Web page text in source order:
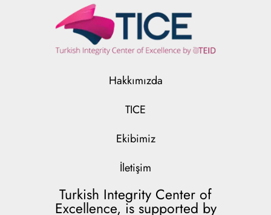
Hakkımızda
TICE
Ekibimiz
İletişim
Turkish Integrity Center of
Excellence, is supported by